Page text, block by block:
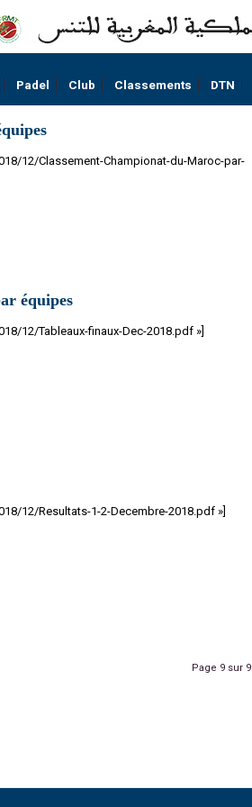
Padel Club Classements DTN
12/Classement-Championat-du-Maroc-par-
équipes
12/Tableaux-finaux-Dec-2018.pdf »]
12/Resultats-1-2-Decembre-2018.pdf »]
Page 9 sur 9